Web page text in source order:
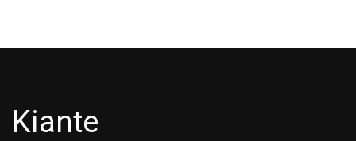
Kiante